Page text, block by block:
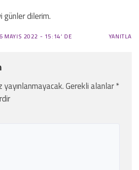
günler dilerim.
MAYIS 2022 - 15:14’ DE YANITLA
Gerekli alanlar*